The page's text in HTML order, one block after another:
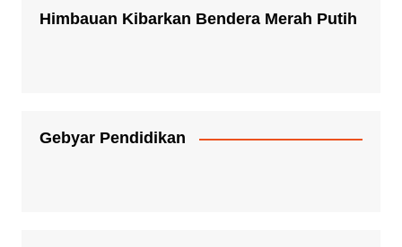
Himbauan Kibarkan Bendera Merah Putih
Gebyar Pendidikan